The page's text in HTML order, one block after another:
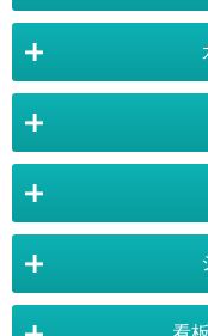
店舗詳細情報
運営会社 :株式会社トレ
〒454-0011 愛知県 名古
TEL:052-265-7603
お気軽にお問い合わせ下
スタンド看板：オプション
自立看板
バナースタンド特設ページ